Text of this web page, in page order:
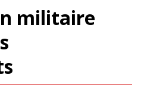
militaire